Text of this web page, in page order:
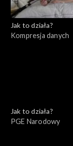
Jak to działa?
Kompresja danych
Jak to działa?
PGE Narodowy